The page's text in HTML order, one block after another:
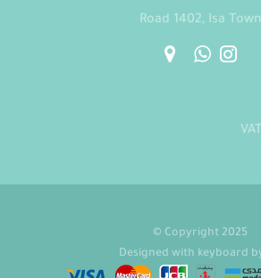
Road 1402, Isa Town
Copyright 2025 ©
Designed with keyboard